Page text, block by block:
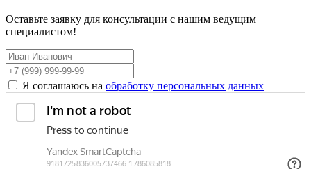
Оставьте заявку для консультации с нашим ведущим
специалистом!
Я соглашаюсь на обработку персональных данных